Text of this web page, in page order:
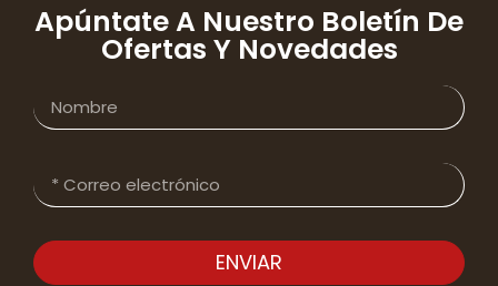
Apúntate A Nuestro Boletín De
Ofertas Y Novedades
ENVIAR